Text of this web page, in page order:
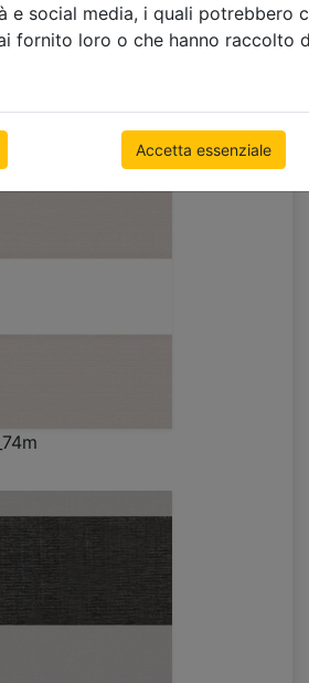
e social media, i quali potrebbero
fornito loro o che hanno raccolto
Accetta essenziale